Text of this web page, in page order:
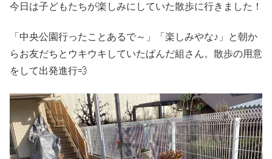
今日は子どもたちが楽しみにしていた散歩に行きました！
「中央公園行ったことあるで～」「楽しみやな♪」と朝か
らお友だちとウキウキしていたぱんだ組さん。散歩の用意
をして出発進行💨